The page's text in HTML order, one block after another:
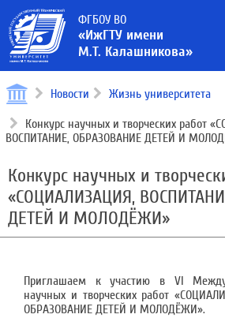
ФГБОУ ВО
«ИжГТУ имени
М.Т. Калашникова»
Новости Жизнь университета
Конкурс научных и творческих работ
ВОСПИТАНИЕ, ОБРАЗОВАНИЕ ДЕТЕЙ И
Конкурс научных и
«СОЦИАЛИЗАЦИЯ,
ДЕТЕЙ И МОЛОДЁЖИ»
Приглашаем к участию в VI
научных и творческих работ
ОБРАЗОВАНИЕ ДЕТЕЙ И МОЛОДЁЖИ».